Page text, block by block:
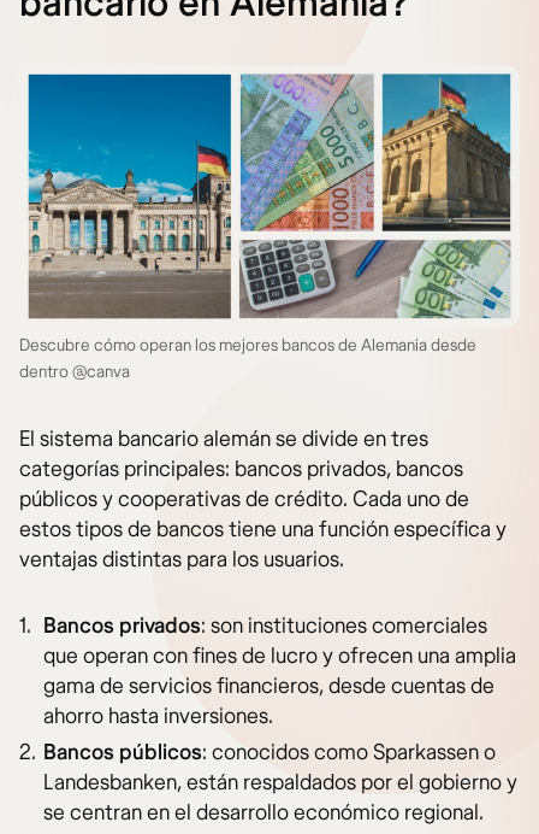
Descubre cómo operan los mejores bancos de Alemania desde
dentro @canva
El sistema bancario alemán se divide en tres
categorías principales: bancos privados, bancos
públicos y cooperativas de crédito. Cada uno de
estos tipos de bancos tiene una función específica y
ventajas distintas para los usuarios.
Bancos privados: son instituciones comerciales
que operan con fines de lucro y ofrecen una amplia
gama de servicios financieros, desde cuentas de
ahorro hasta inversiones.
Bancos públicos: conocidos como Sparkassen o
Landesbanken, están respaldados por el gobierno y
se centran en el desarrollo económico regional.